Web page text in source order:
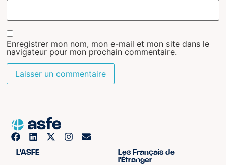
Enregistrer mon nom, mon e-mail et mon site dans le
navigateur pour mon prochain commentaire.
L'ASFE
Les Français de
l'Étranger